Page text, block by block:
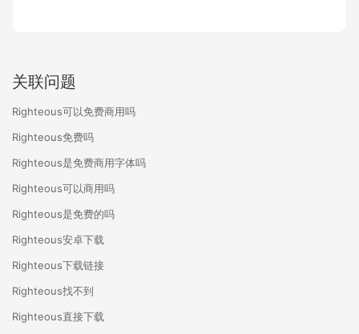
关联问题
Righteous可以免费商用吗
Righteous免费吗
Righteous是免费商用字体吗
Righteous可以商用吗
Righteous是免费的吗
Righteous安卓下载
Righteous下载链接
Righteous找不到
Righteous直接下载